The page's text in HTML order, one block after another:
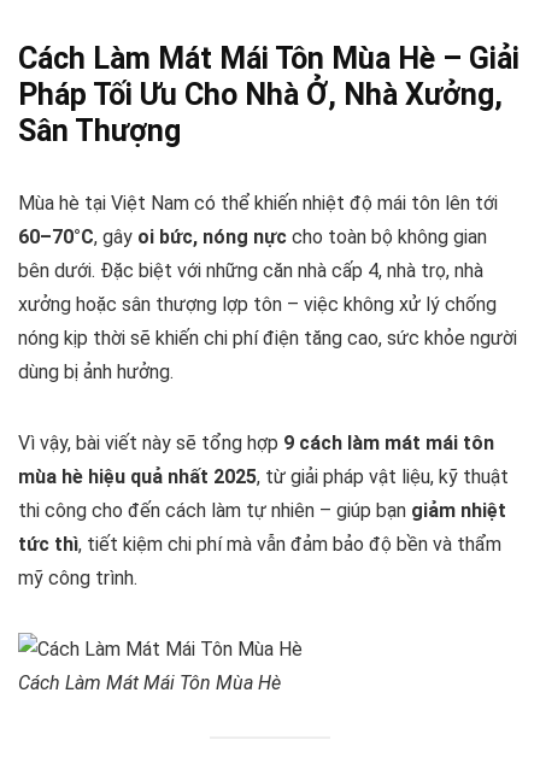
Cách Làm Mát Mái Tôn Mùa Hè – Giải
Pháp Tối Ưu Cho Nhà Ở, Nhà Xưởng,
Sân Thượng
Mùa hè tại Việt Nam có thể khiến nhiệt độ mái tôn lên tới
60–70°C, gây oi bức, nóng nực cho toàn bộ không gian
bên dưới. Đặc biệt với những căn nhà cấp 4, nhà trọ, nhà
xưởng hoặc sân thượng lợp tôn – việc không xử lý chống
nóng kịp thời sẽ khiến chi phí điện tăng cao, sức khỏe người
dùng bị ảnh hưởng.
Vì vậy, bài viết này sẽ tổng hợp 9 cách làm mát mái tôn
mùa hè hiệu quả nhất 2025, từ giải pháp vật liệu, kỹ thuật
thi công cho đến cách làm tự nhiên – giúp bạn giảm nhiệt
tức thì, tiết kiệm chi phí mà vẫn đảm bảo độ bền và thẩm
mỹ công trình.
Cách Làm Mát Mái Tôn Mùa Hè